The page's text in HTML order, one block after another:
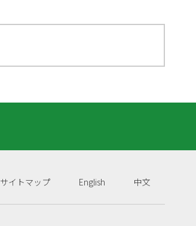
サイトマップ English 中文